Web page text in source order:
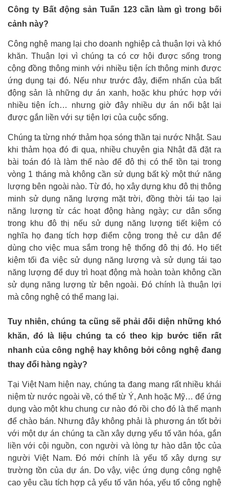
Công ty Bất động sản Tuấn 123 cần làm gì trong bối
cảnh này?
Công nghệ mang lại cho doanh nghiệp cả thuận lợi và khó
khăn. Thuận lợi vì chúng ta có cơ hội được sống trong
cộng đồng thông minh với nhiều tiện ích thông minh được
ứng dụng tại đó. Nếu như trước đây, điểm nhấn của bất
động sản là những dự án xanh, hoặc khu phức hợp với
nhiều tiện ích… nhưng giờ đây nhiều dự án nổi bật lại
được gắn liền với sự tiện lợi của cuộc sống.
Chúng ta từng nhớ thảm họa sóng thần tại nước Nhật. Sau
khi thảm họa đó đi qua, nhiều chuyên gia Nhật đã đặt ra
bài toán đó là làm thế nào để đô thị có thể tồn tại trong
vòng 1 tháng mà không cần sử dụng bất kỳ một thứ năng
lượng bên ngoài nào. Từ đó, họ xây dựng khu đô thị thông
minh sử dụng năng lượng mặt trời, đồng thời tái tạo lại
năng lượng từ các hoạt động hàng ngày; cư dân sống
trong khu đô thị nếu sử dụng năng lượng tiết kiệm có
nghĩa họ đang tích hợp điểm cộng trong thẻ cư dân để
dùng cho việc mua sắm trong hệ thống đô thị đó. Họ tiết
kiệm tối đa việc sử dụng năng lượng và sử dụng tái tạo
năng lượng để duy trì hoạt động mà hoàn toàn không cần
sử dụng năng lượng từ bên ngoài. Đó chính là thuận lợi
mà công nghệ có thể mang lại.
Tuy nhiên, chúng ta cũng sẽ phải đối diện những khó
khăn, đó là liệu chúng ta có theo kịp bước tiến rất
nhanh của công nghệ hay không bởi công nghệ đang
thay đổi hàng ngày?
Tại Việt Nam hiện nay, chúng ta đang mang rất nhiều khái
niệm từ nước ngoài về, có thể từ Ý, Anh hoặc Mỹ… để ứng
dụng vào một khu chung cư nào đó rồi cho đó là thế mạnh
để chào bán. Nhưng đây không phải là phương án tốt bởi
với một dự án chúng ta cần xây dựng yếu tố văn hóa, gắn
liền với cội nguồn, con người và lòng tự hào dân tộc của
người Việt Nam. Đó mới chính là yếu tố xây dựng sự
trường tồn của dự án. Do vậy, việc ứng dụng công nghệ
cao yêu cầu tích hợp cả yếu tố văn hóa, yếu tố công nghệ